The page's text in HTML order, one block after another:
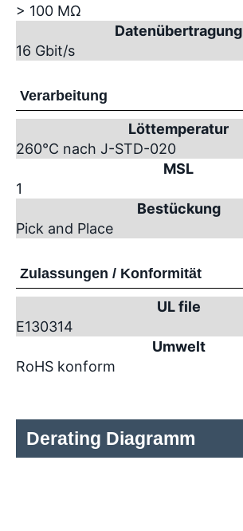
> 100 MΩ
Datenübertragung
16 Gbit/s
Verarbeitung
Löttemperatur
260°C nach J-STD-020
MSL
1
Bestückung
Pick and Place
Zulassungen / Konformität
UL file
E130314
Umwelt
RoHS konform
Derating Diagramm